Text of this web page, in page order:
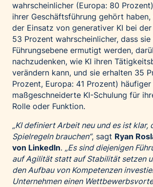
wahrscheinlicher (Europa: 80
ihrer Geschäftsführung gehört
der Einsatz von generativer KI bei
53 Prozent wahrscheinlicher, dass
Führungsebene ermutigt werden,
nachzudenken, wie KI ihren
verändern kann, und sie erhalten 35
Prozent, Europa: 41 Prozent) häufiger
maßgeschneiderte KI-Schulung für
Rolle oder Funktion.
„KI definiert Arbeit neu und es ist klar,
Spielregeln brauchen“, sagt Ryan
von LinkedIn. „Es sind diejenigen
auf Agilität statt auf Stabilität setzen
den Aufbau von Kompetenzen
Unternehmen einen